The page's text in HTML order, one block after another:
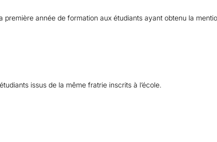
année de formation aux étudiants ayant obtenu la
issus de la même fratrie inscrits à l’école.